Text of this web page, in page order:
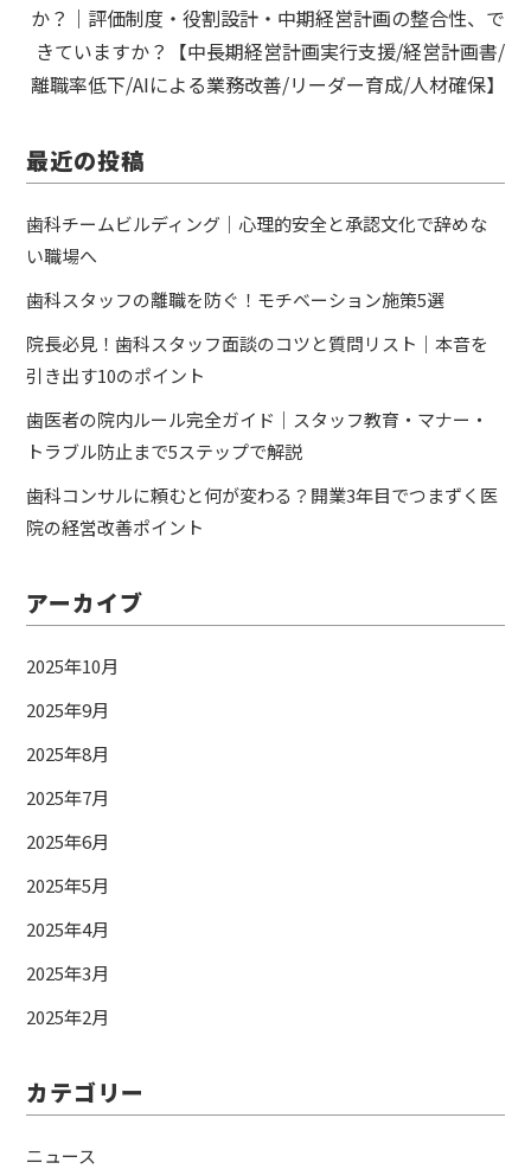
か？｜評価制度・役割設計・中期経営計画の整合性、で
きていますか？【中長期経営計画実行支援/経営計画書/
離職率低下/AIによる業務改善/リーダー育成/人材確保】
最近の投稿
歯科チームビルディング｜心理的安全と承認文化で辞めな
い職場へ
歯科スタッフの離職を防ぐ！モチベーション施策5選
院長必見！歯科スタッフ面談のコツと質問リスト｜本音を
引き出す10のポイント
歯医者の院内ルール完全ガイド｜スタッフ教育・マナー・
トラブル防止まで5ステップで解説
歯科コンサルに頼むと何が変わる？開業3年目でつまずく医
院の経営改善ポイント
アーカイブ
2025年10月
2025年9月
2025年8月
2025年7月
2025年6月
2025年5月
2025年4月
2025年3月
2025年2月
カテゴリー
ニュース